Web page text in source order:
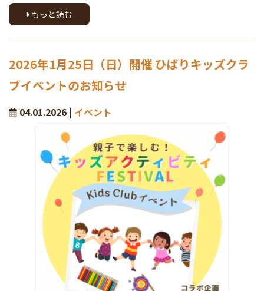
もっと読む
2026年1月25日（日）開催 ひばりキッズクラ
ブイベントのお知らせ
04.01.2026 | イベント